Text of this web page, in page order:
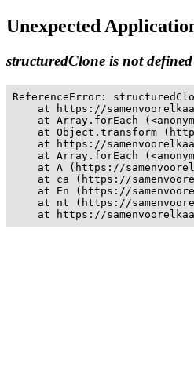
Unexpected
structuredClone is not defined
ReferenceError:
at https://
at Array.forEach
at Object.transform
at https://
at Array.forEach
at A (https://
at ca (https://
at En (https://
at nt (https://
at https://